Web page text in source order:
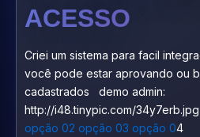
ACESSO
Criei um sistema para facil
você pode estar aprovando ou
cadastrados demo admin:
http://i48.tinypic.com/
opção 02 opção 03 opção 04